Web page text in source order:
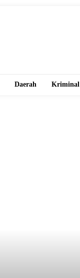
Daerah Kriminal